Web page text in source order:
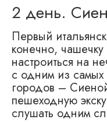
2 день.
Первый
конечно,
настроиться на
с одним из самых
городов –
пешеходную
слушать одним